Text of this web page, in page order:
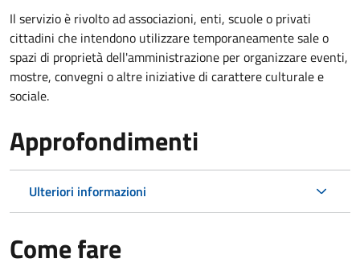
Il servizio è rivolto ad associazioni, enti, scuole o privati
cittadini che intendono utilizzare temporaneamente sale o
spazi di proprietà dell'amministrazione per organizzare eventi,
mostre, convegni o altre iniziative di carattere culturale e
sociale.
Approfondimenti
Ulteriori informazioni
Come fare